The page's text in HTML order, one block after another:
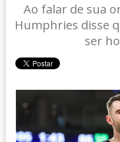
Ao falar de sua
Humphries disse
ser